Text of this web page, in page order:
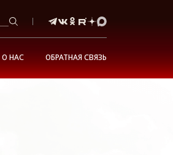
О НАС ОБРАТНАЯ СВЯЗЬ